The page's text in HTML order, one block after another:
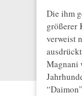
Die ihm
größerer
verweist
Magnani